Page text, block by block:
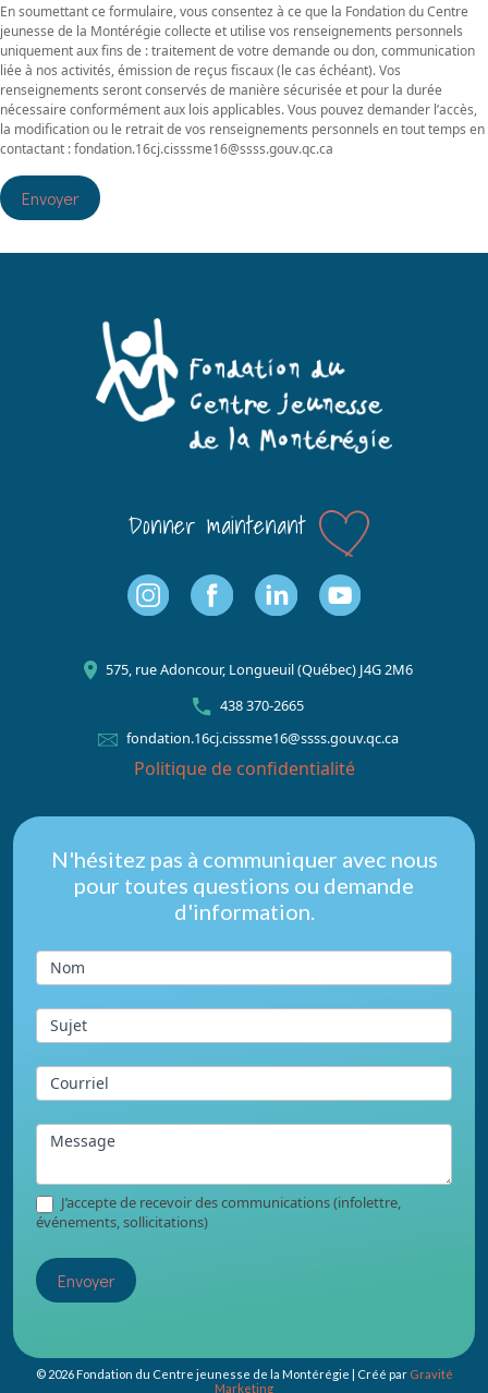
En soumettant ce formulaire, vous consentez à ce que la Fondation du Centre
jeunesse de la Montérégie collecte et utilise vos renseignements personnels
uniquement aux fins de : traitement de votre demande ou don, communication
liée à nos activités, émission de reçus fiscaux (le cas échéant). Vos
renseignements seront conservés de manière sécurisée et pour la durée
nécessaire conformément aux lois applicables. Vous pouvez demander l’accès,
la modification ou le retrait de vos renseignements personnels en tout temps en
contactant : fondation.16cj.cisssme16@ssss.gouv.qc.ca
Envoyer
Donner maintenant
575, rue Adoncour, Longueuil (Québec) J4G 2M6
438 370-2665
fondation.16cj.cisssme16@ssss.gouv.qc.ca
Politique de confidentialité
Nous
joindre
pied
de
page
N'hésitez pas à communiquer avec nous
pour toutes questions ou demande
d'information.
Nom
Sujet
Courriel
Message
J’accepte de recevoir des communications (infolettre,
événements, sollicitations)
Envoyer
© 2026 Fondation du Centre jeunesse de la Montérégie | Créé par Gravité
Marketing